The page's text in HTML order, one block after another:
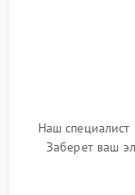
Наш
Заберет ваш